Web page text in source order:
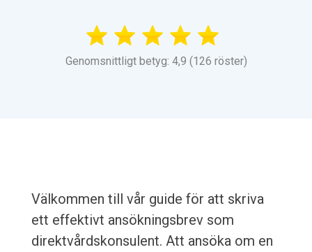
Genomsnittligt betyg: 4,9 (126 röster)
Välkommen till vår guide för att skriva
ett effektivt ansökningsbrev som
direktvårdskonsulent. Att ansöka om en